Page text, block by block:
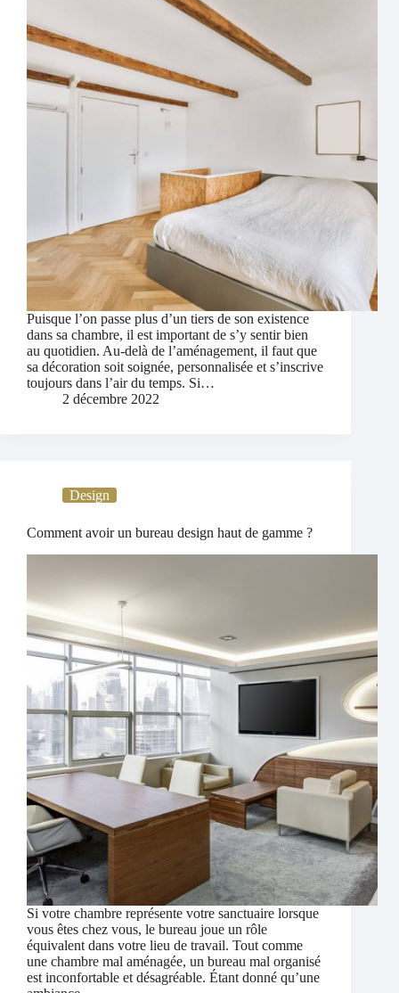
Puisque l’on passe plus d’un tiers de son existence
dans sa chambre, il est important de s’y sentir bien
au quotidien. Au-delà de l’aménagement, il faut que
sa décoration soit soignée, personnalisée et s’inscrive
toujours dans l’air du temps. Si…
2 décembre 2022
Design
Comment avoir un bureau design haut de gamme ?
Si votre chambre représente votre sanctuaire lorsque
vous êtes chez vous, le bureau joue un rôle
équivalent dans votre lieu de travail. Tout comme
une chambre mal aménagée, un bureau mal organisé
est inconfortable et désagréable. Étant donné qu’une